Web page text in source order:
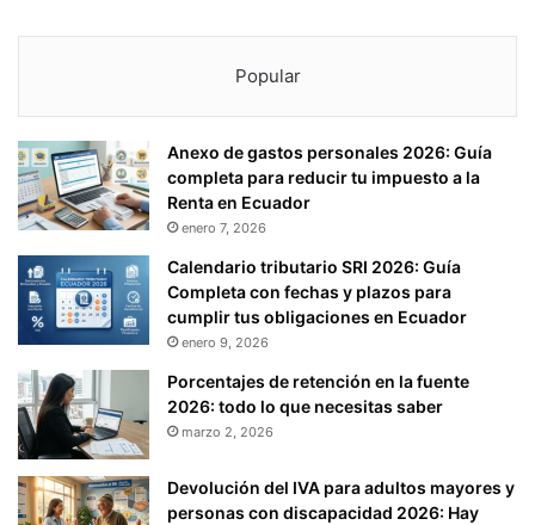
Popular
Anexo de gastos personales 2026: Guía
completa para reducir tu impuesto a la
Renta en Ecuador
enero 7, 2026
Calendario tributario SRI 2026: Guía
Completa con fechas y plazos para
cumplir tus obligaciones en Ecuador
enero 9, 2026
Porcentajes de retención en la fuente
2026: todo lo que necesitas saber
marzo 2, 2026
Devolución del IVA para adultos mayores y
personas con discapacidad 2026: Hay